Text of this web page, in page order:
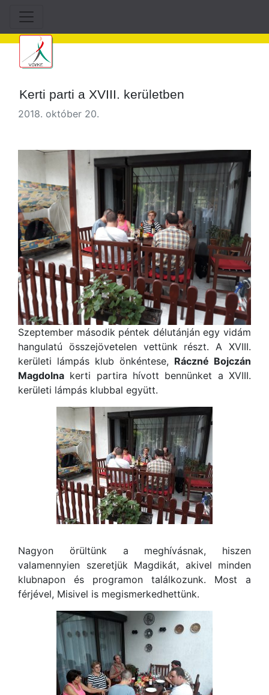
Kerti parti a XVIII. kerületben
2018. október 20.
Szeptember második péntek délutánján egy vidám
hangulatú összejövetelen vettünk részt. A XVIII.
kerületi lámpás klub önkéntese, Ráczné Bojczán
Magdolna kerti partira hívott bennünket a XVIII.
kerületi lámpás klubbal együtt.
Nagyon örültünk a meghívásnak, hiszen
valamennyien szeretjük Magdikát, akivel minden
klubnapon és programon találkozunk. Most a
férjével, Misivel is megismerkedhettünk.